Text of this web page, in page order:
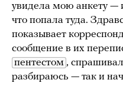
увидела мою анкету —
что попала туда.
показывает
сообщение в их
пентестом ,
разбираюсь — так и